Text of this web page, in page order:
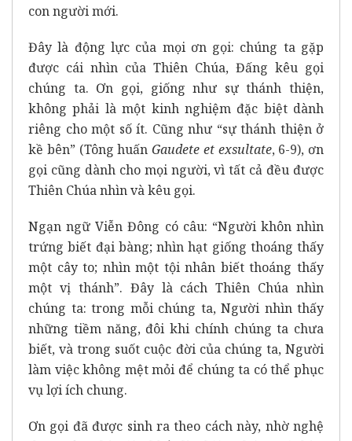
con người mới.
Đây là động lực của mọi ơn gọi: chúng ta gặp
được cái nhìn của Thiên Chúa, Đấng kêu gọi
chúng ta. Ơn gọi, giống như sự thánh thiện,
không phải là một kinh nghiệm đặc biệt dành
riêng cho một số ít. Cũng như “sự thánh thiện ở
kề bên” (Tông huấn Gaudete et exsultate, 6-9), ơn
gọi cũng dành cho mọi người, vì tất cả đều được
Thiên Chúa nhìn và kêu gọi.
Ngạn ngữ Viễn Đông có câu: “Người khôn nhìn
trứng biết đại bàng; nhìn hạt giống thoáng thấy
một cây to; nhìn một tội nhân biết thoáng thấy
một vị thánh”. Đây là cách Thiên Chúa nhìn
chúng ta: trong mỗi chúng ta, Người nhìn thấy
những tiềm năng, đôi khi chính chúng ta chưa
biết, và trong suốt cuộc đời của chúng ta, Người
làm việc không mệt mỏi để chúng ta có thể phục
vụ lợi ích chung.
Ơn gọi đã được sinh ra theo cách này, nhờ nghệ